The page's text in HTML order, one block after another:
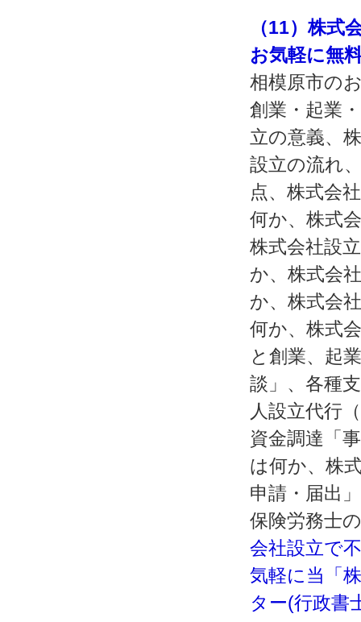
（11）株式
お気軽に無
相模原市の
創業・起業
立の意義、
設立の流れ
点、株式会
何か、株式
株式会社設
か、株式会
か、株式会
何か、株式
と創業、起
談」、各種
人設立代行
資金調達「
は何か、株
申請・届出
保険労務士
会社設立で
気軽に当「
ター(行政書